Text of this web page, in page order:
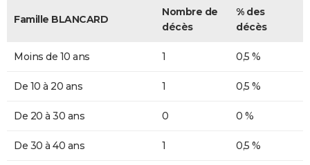
Famille BLANCARD
Nombre de
décès
% des
décès
Moins de 10 ans 1 0,5 %
De 10 à 20 ans 1 0,5 %
De 20 à 30 ans 0 0 %
De 30 à 40 ans 1 0,5 %